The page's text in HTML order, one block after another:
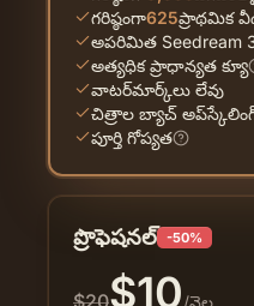
ప్రొఫెషనల్ -50%
$20$10/నెల
గరిష్ఠంగా625ప్రాథమిక
అపరిమిత Seedream
అత్యధిక ప్రాధాన్యత క్యూ
వాటర్‌మార్క్‌లు లేవు
చిత్రాల బ్యాచ్
పూర్తి గోప్యత